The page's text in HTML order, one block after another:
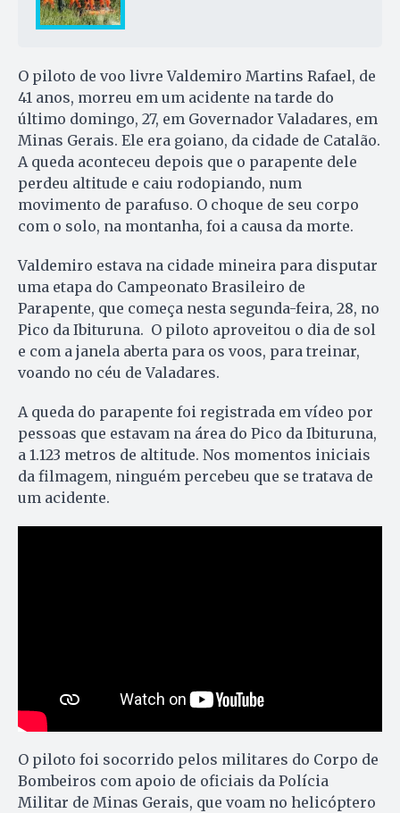
O piloto de voo livre Valdemiro Martins Rafael, de
41 anos, morreu em um acidente na tarde do
último domingo, 27, em Governador Valadares, em
Minas Gerais. Ele era goiano, da cidade de Catalão.
A queda aconteceu depois que o parapente dele
perdeu altitude e caiu rodopiando, num
movimento de parafuso. O choque de seu corpo
com o solo, na montanha, foi a causa da morte.
Valdemiro estava na cidade mineira para disputar
uma etapa do Campeonato Brasileiro de
Parapente, que começa nesta segunda-feira, 28, no
Pico da Ibituruna. O piloto aproveitou o dia de sol
e com a janela aberta para os voos, para treinar,
voando no céu de Valadares.
A queda do parapente foi registrada em vídeo por
pessoas que estavam na área do Pico da Ibituruna,
a 1.123 metros de altitude. Nos momentos iniciais
da filmagem, ninguém percebeu que se tratava de
um acidente.
O piloto foi socorrido pelos militares do Corpo de
Bombeiros com apoio de oficiais da Polícia
Militar de Minas Gerais, que voam no helicóptero